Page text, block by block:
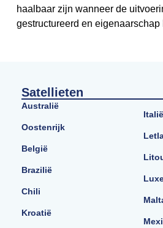
haalbaar zijn wanneer de
gestructureerd en
Satellieten
Australië
Oostenrijk
België
Brazilië
Chili
Kroatië
Italië